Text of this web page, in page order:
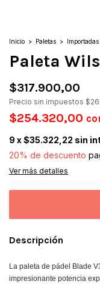
Inicio > Paletas > Importadas
Paleta
$317.900,00
Precio sin impuestos
$254.320,00
9 x$35.322,22 sin
20% de descuento
Ver más detalles
Descripción
La paleta de pádel Blade
impresionante potencia